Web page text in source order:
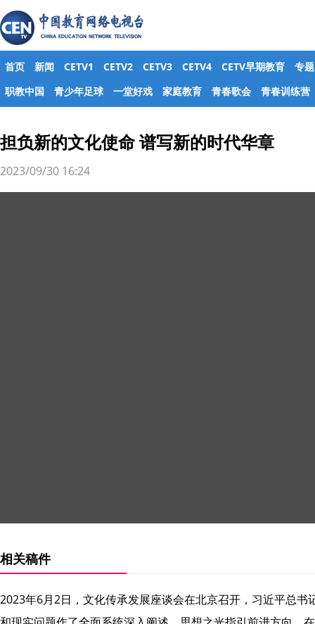
首页 新闻 CETV1 CETV2 CETV3 CETV4 CETV早期教育
专题
职教中国
青少年足球 一堂好戏 家庭教育 青春歌会 青春训练营
担负新的文化使命 谱写新的时代华章
2023/09/30 16:24
相关稿件
2023年6月2日，文化传承发展座谈会在北京召开，习近平总